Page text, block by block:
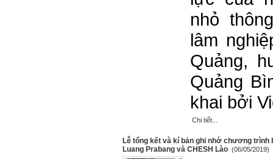
nhỏ
lâm
Quảng,
Quảng
khai bởi
Chi tiết...
Lễ tổng kết và kí bản ghi nhớ chương
Luang Prabang và CHESH Lào (06/05/2019)